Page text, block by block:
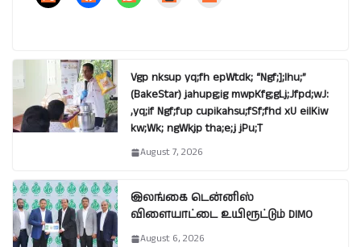
Vgp nksup yq;fh epWtdk; “Ngf;];lhu;”
(BakeStar) jahupg;ig mwpKfg;gLj;Jfpd;wJ:
,yq;if Ngf;fup cupikahsu;fSf;fhd xU eilKiw
kw;Wk; ngWkjp tha;e;j jPu;T
August 7, 2026
இலங்கை டென்னிஸ்
விளையாட்டை உயிரூட்டும் DIMO
August 6, 2026